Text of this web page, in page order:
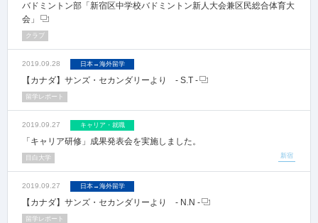
バドミントン部「新宿区中学校バドミントン新人大会兼区民総合体育大
会」
クラブ
2019.09.28 日本→海外留学
【カナダ】サンズ・セカンダリーより - S.T -
留学レポート
2019.09.27 キャリア・就職
「キャリア研修」成果発表会を実施しました。
新宿
目白大学
2019.09.27 日本→海外留学
【カナダ】サンズ・セカンダリーより - N.N -
留学レポート